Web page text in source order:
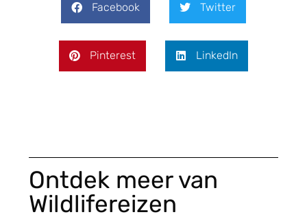
Facebook Twitter
Pinterest LinkedIn
Ontdek meer van
Wildlifereizen